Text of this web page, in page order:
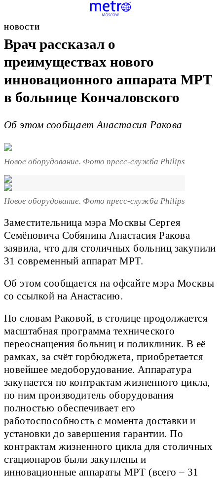
НОВОСТИ
Врач рассказал о
преимуществах нового
инновационного аппарата МРТ
в больнице Кончаловского
Об этом сообщает Анастасия Ракова
Новое оборудование. Фото пресс-служба Philips
Новое оборудование. Фото пресс-служба Philips
Заместительница мэра Москвы Сергея
Семёновича Собянина Анастасия Ракова
заявила, что для столичных больниц закупили
31 современный аппарат МРТ.
Об этом сообщается на офсайте мэра Москвы
со ссылкой на Анастасию.
По словам Раковой, в столице продолжается
масштабная программа технического
переоснащения больниц и поликлиник. В её
рамках, за счёт горбюджета, приобретается
новейшее медоборудование. Аппаратура
закупается по контрактам жизненного цикла,
по ним производитель оборудования
полностью обеспечивает его
работоспособность с момента доставки и
установки до завершения гарантии. По
контрактам жизненного цикла для столичных
стационаров были закуплены и
инновационные аппараты МРТ (всего – 31